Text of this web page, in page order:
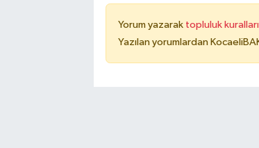
Yorum yazarak topluluk
Yazılan yorumlardan